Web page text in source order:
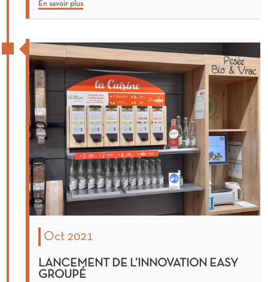
En savoir plus
Oct 2021
LANCEMENT DE L’INNOVATION EASY
GROUPÉ